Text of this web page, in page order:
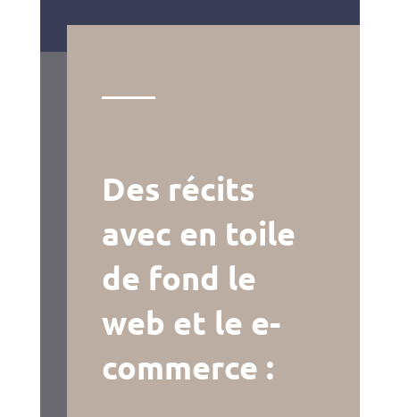
Des récits
avec en toile
de fond le
web et le e-
commerce :